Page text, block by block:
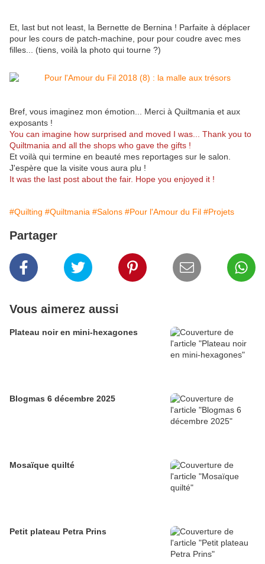
Et, last but not least, la Bernette de Bernina ! Parfaite à déplacer
pour les cours de patch-machine, pour pour coudre avec mes
filles... (tiens, voilà la photo qui tourne ?)
Bref, vous imaginez mon émotion... Merci à Quiltmania et aux
exposants !
You can imagine how surprised and moved I was... Thank you to
Quiltmania and all the shops who gave the gifts !
Et voilà qui termine en beauté mes reportages sur le salon.
J'espère que la visite vous aura plu !
It was the last post about the fair. Hope you enjoyed it !
#Quilting #Quiltmania #Salons #Pour l'Amour du Fil #Projets
Partager
Vous aimerez aussi
Plateau noir en mini-hexagones
Blogmas 6 décembre 2025
Mosaïque quilté
Petit plateau Petra Prins